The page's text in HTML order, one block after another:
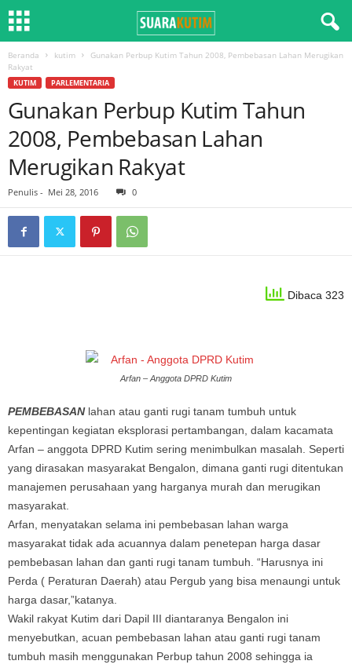
Beranda kutim
Gunakan Perbup Kutim Tahun 2008, Pembebasan Lahan Merugikan
Rakyat
KUTIM PARLEMENTARIA
Gunakan Perbup Kutim Tahun
2008, Pembebasan Lahan
Merugikan Rakyat
Penulis - Mei 28, 2016 0
Dibaca 323
Arfan – Anggota DPRD Kutim
PEMBEBASAN lahan atau ganti rugi tanam tumbuh untuk
kepentingan kegiatan eksplorasi pertambangan, dalam kacamata
Arfan – anggota DPRD Kutim sering menimbulkan masalah. Seperti
yang dirasakan masyarakat Bengalon, dimana ganti rugi ditentukan
manajemen perusahaan yang harganya murah dan merugikan
masyarakat.
Arfan, menyatakan selama ini pembebasan lahan warga
masyarakat tidak ada acuannya dalam penetepan harga dasar
pembebasan lahan dan ganti rugi tanam tumbuh. “Harusnya ini
Perda ( Peraturan Daerah) atau Pergub yang bisa menaungi untuk
harga dasar,”katanya.
Wakil rakyat Kutim dari Dapil III diantaranya Bengalon ini
menyebutkan, acuan pembebasan lahan atau ganti rugi tanam
tumbuh masih menggunakan Perbup tahun 2008 sehingga ia